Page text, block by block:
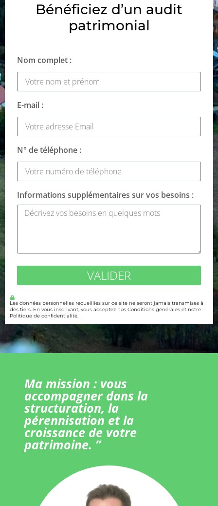
Bénéficiez d’un audit
patrimonial
Nom complet :
E-mail :
N° de téléphone :
Informations supplémentaires sur vos besoins :
VALIDER
Les données personnelles recueillies sur ce site ne seront jamais transmises à
des tiers. En vous inscrivant, vous acceptez nos Conditions générales et notre
Politique de confidentialité.
Ma mission : vous
accompagner dans la
structuration, la
pérennisation et la
croissance de votre
patrimoine. ”